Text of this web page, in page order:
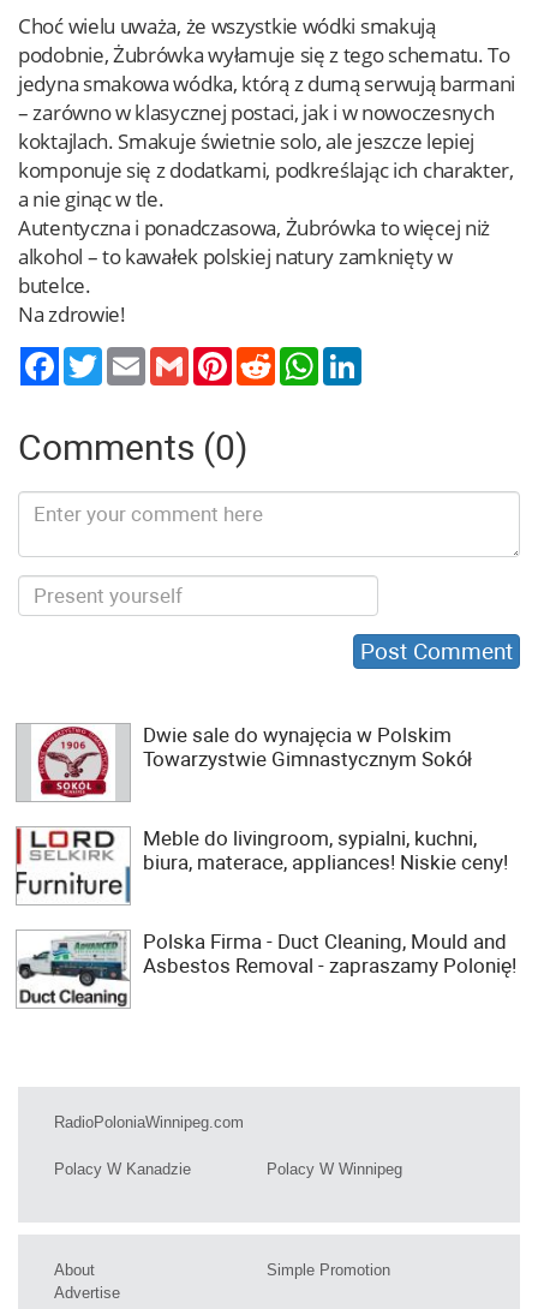
Choć wielu uważa, że wszystkie wódki smakują
podobnie, Żubrówka wyłamuje się z tego schematu. To
jedyna smakowa wódka, którą z dumą serwują barmani
– zarówno w klasycznej postaci, jak i w nowoczesnych
koktajlach. Smakuje świetnie solo, ale jeszcze lepiej
komponuje się z dodatkami, podkreślając ich charakter,
a nie ginąc w tle.
Autentyczna i ponadczasowa, Żubrówka to więcej niż
alkohol – to kawałek polskiej natury zamknięty w
butelce.
Na zdrowie!
TwitterEmail Gmail PinterestReddit WhatsApp
Comments (0)
Dwie sale do wynajęcia w Polskim
Towarzystwie Gimnastycznym Sokół
Meble do livingroom, sypialni, kuchni,
biura, materace, appliances! Niskie ceny!
Polska Firma - Duct Cleaning, Mould and
Asbestos Removal - zapraszamy Polonię!
RadioPoloniaWinnipeg.com
Polacy W Kanadzie Polacy W Winnipeg
About
Advertise
Simple Promotion